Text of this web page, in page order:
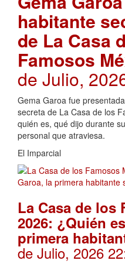
habitante
de La Casa
Famosos
de Julio,
Gema Garoa fue
secreta de La Casa de los
quién es, qué dijo durante
personal que atraviesa.
El Imparcial
La Casa de los
2026: ¿Quién
primera
de Julio, 2026